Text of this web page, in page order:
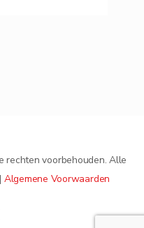
rechten voorbehouden. Alle
Algemene Voorwaarden